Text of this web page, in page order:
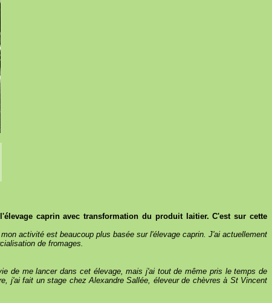
caprin avec transformation du produit laitier. C'est sur cette
activité est beaucoup plus basée sur l'élevage caprin. J'ai actuellement
de fromages.
de me lancer dans cet élevage, mais j'ai tout de même pris le temps de
j'ai fait un stage chez Alexandre Sallée, éleveur de chèvres à St Vincent